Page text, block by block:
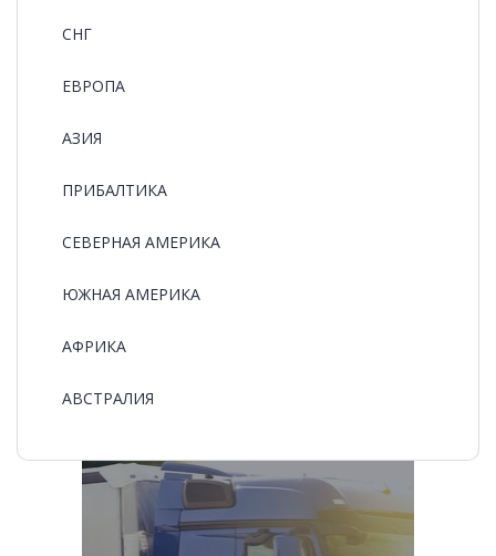
СНГ
ЕВРОПА
АЗИЯ
ПРИБАЛТИКА
СЕВЕРНАЯ АМЕРИКА
ЮЖНАЯ АМЕРИКА
АФРИКА
АВСТРАЛИЯ